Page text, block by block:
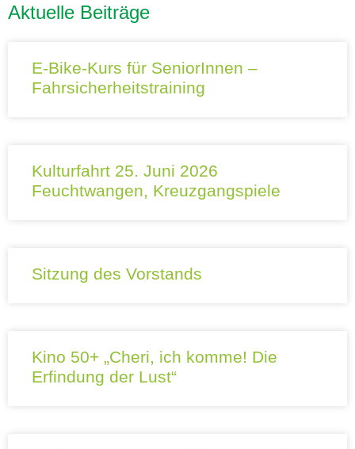
Aktuelle Beiträge
E-Bike-Kurs für SeniorInnen –
Fahrsicherheitstraining
Kulturfahrt 25. Juni 2026
Feuchtwangen, Kreuzgangspiele
Sitzung des Vorstands
Kino 50+ „Cheri, ich komme! Die
Erfindung der Lust“